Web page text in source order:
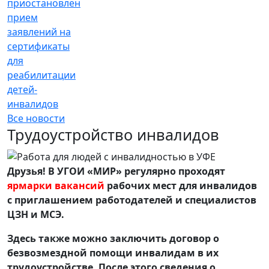
приостановлен
прием
заявлений на
сертификаты
для
реабилитации
детей-
инвалидов
Все новости
Трудоустройство инвалидов
Друзья! В УГОИ «МИР» регулярно проходят
ярмарки вакансий рабочих мест для инвалидов
с приглашением работодателей и специалистов
ЦЗН и МСЭ.
Здесь также можно заключить договор о
безвозмездной помощи инвалидам в их